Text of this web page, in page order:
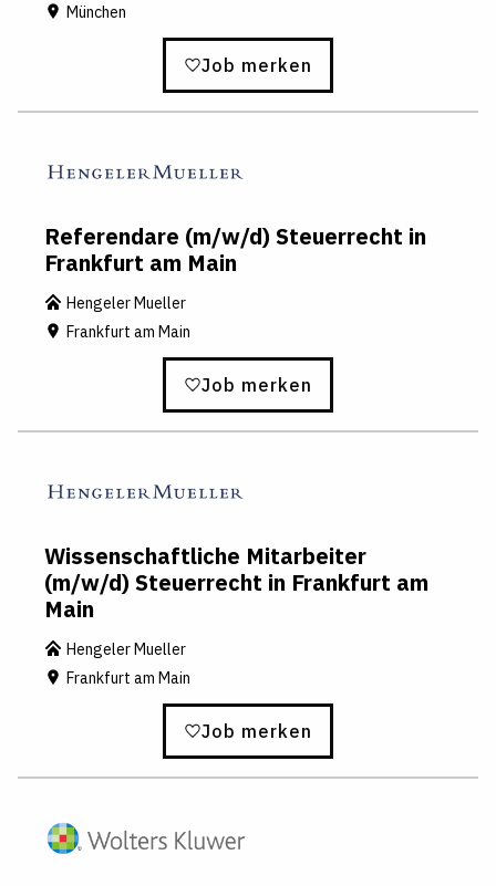
München
Job merken
Referendare (m/w/d) Steuerrecht in
Frankfurt am Main
Hengeler Mueller
Frankfurt am Main
Job merken
Wissenschaftliche Mitarbeiter
(m/w/d) Steuerrecht in Frankfurt am
Main
Hengeler Mueller
Frankfurt am Main
Job merken